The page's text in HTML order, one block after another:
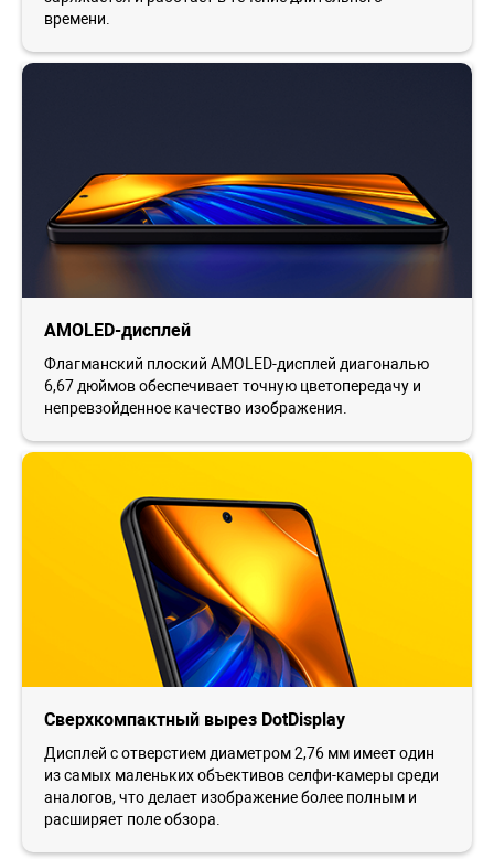
времени.
AMOLED-дисплей
Флагманский плоский AMOLED-дисплей диагональю
6,67 дюймов обеспечивает точную цветопередачу и
непревзойденное качество изображения.
Сверхкомпактный вырез DotDisplay
Дисплей с отверстием диаметром 2,76 мм имеет один
из самых маленьких объективов селфи-камеры среди
аналогов, что делает изображение более полным и
расширяет поле обзора.